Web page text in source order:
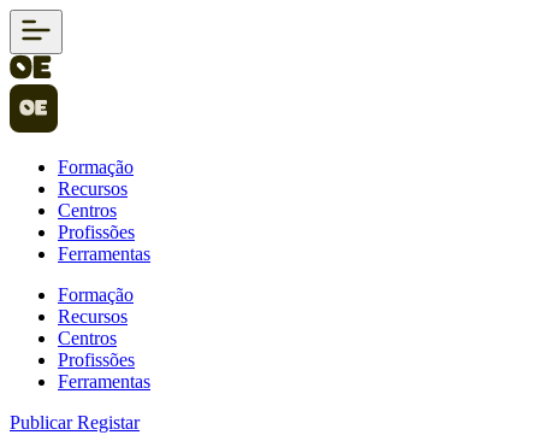
Formação
Recursos
Centros
Profissões
Ferramentas
Formação
Recursos
Centros
Profissões
Ferramentas
PublicarRegistar